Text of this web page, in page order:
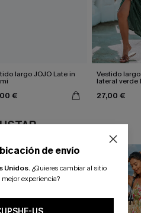
largo JOJO Late in
€
Vestido
lateral verde
27,00 €
de envío
Unidos. ¿Quieres cambiar al sitio
experiencia?